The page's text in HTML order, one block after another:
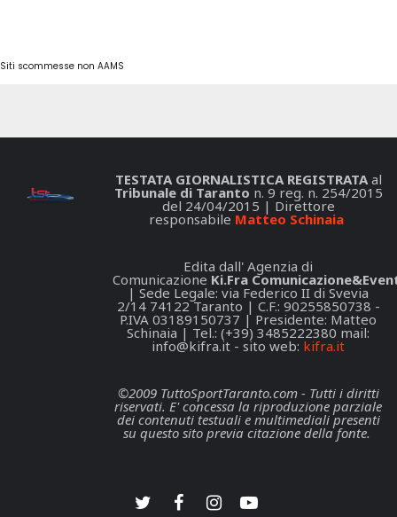
Siti scommesse non AAMS
TESTATA GIORNALISTICA REGISTRATAal
Tribunale di Taranto n. 9 reg. n. 254/2015
del 24/04/2015 | Direttore
responsabile Matteo Schinaia
Edita dall' Agenzia di
Comunicazione Ki.Fra
| Sede Legale: via Federico II di Svevia
2/14 74122 Taranto | C.F.: 90255850738 -
P.IVA 03189150737 | Presidente: Matteo
Schinaia | Tel.: (+39) 3485222380 mail:
info@kifra.it - sito web: kifra.it
©2009 TuttoSportTaranto.com - Tutti i diritti
riservati. E' concessa la riproduzione parziale
dei contenuti testuali e multimediali presenti
su questo sito previa citazione della fonte.